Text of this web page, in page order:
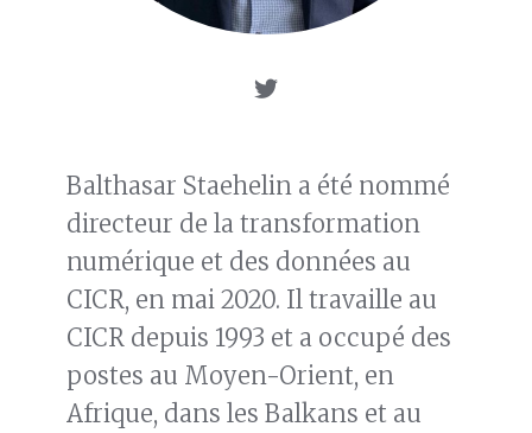
Balthasar Staehelin a été nommé
directeur de la transformation
numérique et des données au
CICR, en mai 2020. Il travaille au
CICR depuis 1993 et a occupé des
postes au Moyen-Orient, en
Afrique, dans les Balkans et au